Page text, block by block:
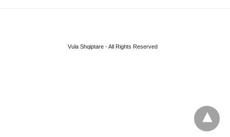
Vula Shqiptare - All Rights Reserved